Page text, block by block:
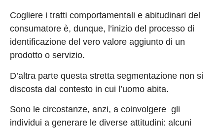
Cogliere i tratti comportamentali e abitudinari del
consumatore è, dunque, l’inizio del processo di
identificazione del vero valore aggiunto di un
prodotto o servizio.
D’altra parte questa stretta segmentazione non si
discosta dal contesto in cui l’uomo abita.
Sono le circostanze, anzi, a coinvolgere gli
individui a generare le diverse attitudini: alcuni